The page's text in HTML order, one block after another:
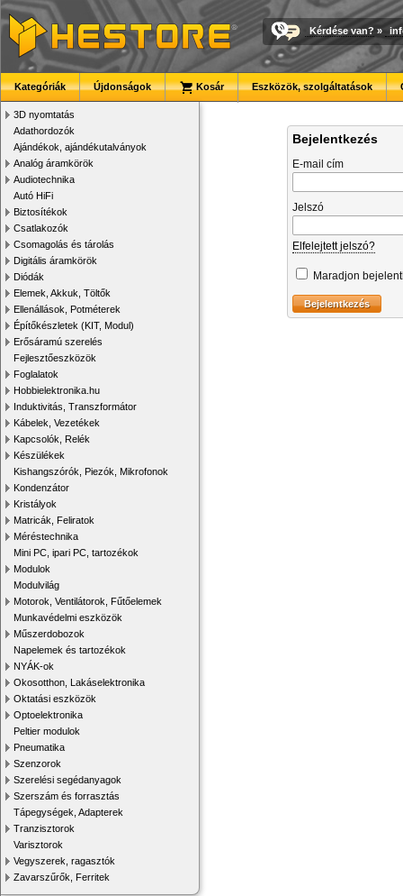
Kérdése van? »
Kategóriák Újdonságok Kosár Eszközök, szolgáltatások
3D nyomtatás
Adathordozók
Ajándékok, ajándékutalványok
Analóg áramkörök
Audiotechnika
Autó HiFi
Biztosítékok
Csatlakozók
Csomagolás és tárolás
Digitális áramkörök
Diódák
Elemek, Akkuk, Töltők
Ellenállások, Potméterek
Építőkészletek (KIT, Modul)
Erősáramú szerelés
Fejlesztőeszközök
Foglalatok
Hobbielektronika.hu
Induktivitás, Transzformátor
Kábelek, Vezetékek
Kapcsolók, Relék
Készülékek
Kishangszórók, Piezók, Mikrofonok
Kondenzátor
Kristályok
Matricák, Feliratok
Méréstechnika
Mini PC, ipari PC, tartozékok
Modulok
Modulvilág
Motorok, Ventilátorok, Fűtőelemek
Munkavédelmi eszközök
Műszerdobozok
Napelemek és tartozékok
NYÁK-ok
Okosotthon, Lakáselektronika
Oktatási eszközök
Optoelektronika
Peltier modulok
Pneumatika
Szenzorok
Szerelési segédanyagok
Szerszám és forrasztás
Tápegységek, Adapterek
Tranzisztorok
Varisztorok
Vegyszerek, ragasztók
Zavarszűrők, Ferritek
Bejelentkezés
E-mail cím
Jelszó
Elfelejtett jelszó?
Maradjon